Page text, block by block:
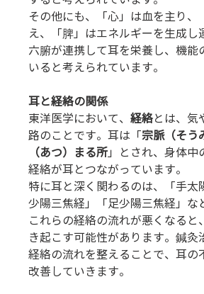
その他にも、「心」は血を主り、
え、「脾」はエネルギーを生成し
六腑が連携して耳を栄養し、機能
いると考えられています。
耳と経絡の関係
東洋医学において、経絡とは、気
路のことです。耳は「 宗脈（そう
（あつ）まる所 」とされ、身体中
経絡が耳とつながっています。
特に耳と深く関わるのは、「手太
少陽三焦経」「足少陽三焦経」な
これらの経絡の流れが悪くなると
き起こす可能性があります。鍼灸
経絡の流れを整えることで、耳の
改善していきます。